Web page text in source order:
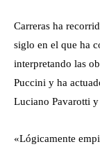
Carreras ha
siglo en el que ha
interpretando las
Puccini y ha
Luciano Pavarotti
«Lógicamente